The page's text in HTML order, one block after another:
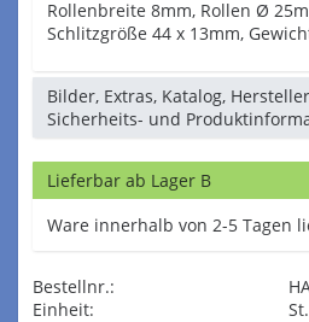
Rollenbreite 8mm, Rollen Ø
Schlitzgröße 44 x 13mm,
Bilder, Extras, Katalog,
Sicherheits- und
Lieferbar ab Lager B
Ware innerhalb von 2-5 Tagen
Bestellnr.:
Einheit:
St.